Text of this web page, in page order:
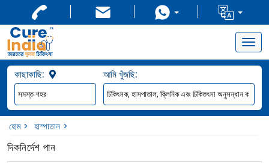
কাছাকাছি: আমি খুঁজছি:
হোম হাস্পাতাল
দিকনির্দেশ পান